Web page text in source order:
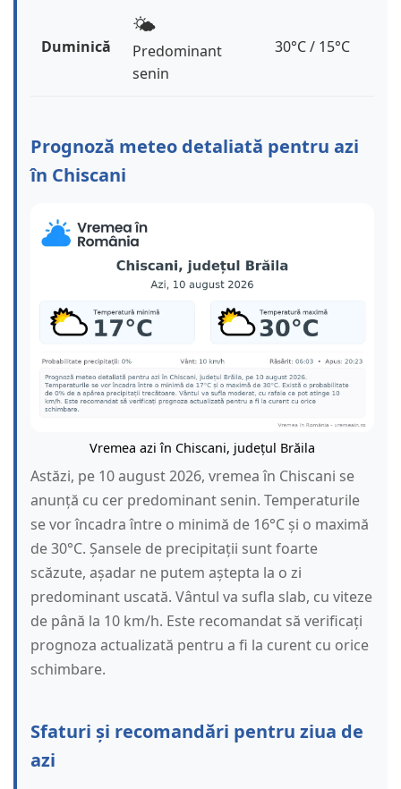
Duminică
🌤️
Predominant
senin
30°C / 15°C
Prognoză meteo detaliată pentru azi
în Chiscani
Vremea azi în Chiscani, județul Brăila
Astăzi, pe 10 august 2026, vremea în Chiscani se
anunță cu cer predominant senin. Temperaturile
se vor încadra între o minimă de 16°C și o maximă
de 30°C. Șansele de precipitații sunt foarte
scăzute, așadar ne putem aștepta la o zi
predominant uscată. Vântul va sufla slab, cu viteze
de până la 10 km/h. Este recomandat să verificați
prognoza actualizată pentru a fi la curent cu orice
schimbare.
Sfaturi și recomandări pentru ziua de
azi